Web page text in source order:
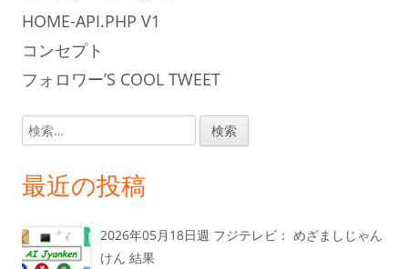
HOME-API.PHP V1
コンセプト
フォロワー’S COOL TWEET
検
索:
最近の投稿
2026年05月18日週 フジテレビ： めざましじゃん
けん 結果